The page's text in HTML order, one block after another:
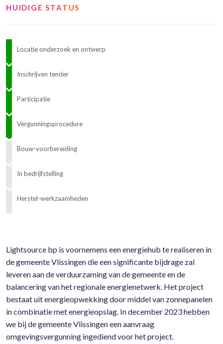
HUIDIGE STATUS
Locatie onderzoek en ontwerp
Inschrijven tender
Participatie
Vergunningsprocedure
Bouw-voorbereiding
In bedrijfstelling
Herstel-werkzaamheden
Lightsource bp is voornemens een energiehub te realiseren in
de gemeente Vlissingen die een significante bijdrage zal
leveren aan de verduurzaming van de gemeente en de
balancering van het regionale energienetwerk. Het project
bestaat uit energieopwekking door middel van zonnepanelen
in combinatie met energieopslag. In december 2023 hebben
we bij de gemeente Vlissingen een aanvraag
omgevingsvergunning ingediend voor het project.